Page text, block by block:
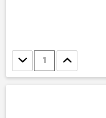
Stückzahl